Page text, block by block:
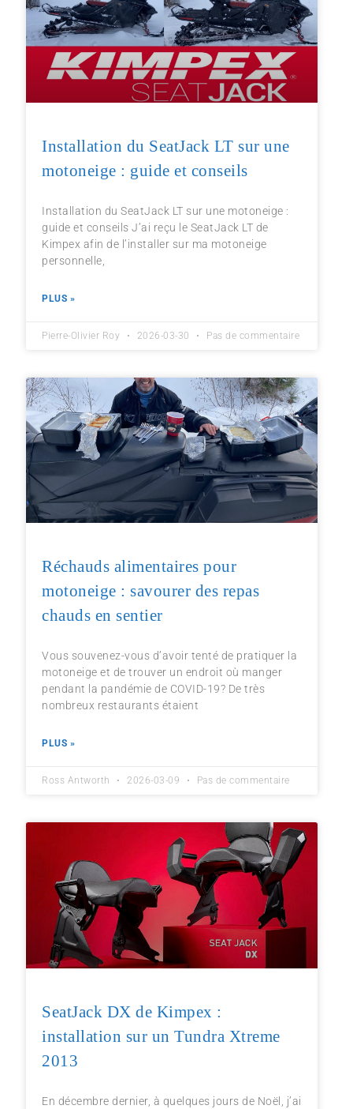
Installation du SeatJack LT sur une
motoneige : guide et conseils
Installation du SeatJack LT sur une motoneige :
guide et conseils J’ai reçu le SeatJack LT de
Kimpex afin de l’installer sur ma motoneige
personnelle,
PLUS »
Pierre-Olivier Roy 2026-03-30 Pas de commentaire
Réchauds alimentaires pour
motoneige : savourer des repas
chauds en sentier
Vous souvenez-vous d’avoir tenté de pratiquer la
motoneige et de trouver un endroit où manger
pendant la pandémie de COVID-19? De très
nombreux restaurants étaient
PLUS »
Ross Antworth 2026-03-09 Pas de commentaire
SeatJack DX de Kimpex :
installation sur un Tundra Xtreme
2013
En décembre dernier, à quelques jours de Noël, j’ai